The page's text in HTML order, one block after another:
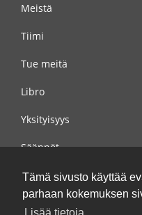
Tämä sivusto käyttää
parhaan kokemuksen
Meistä
Tiimi
Tue meitä
Libro
Yksityisyys
Säännöt
Ota yhteyttä meihin